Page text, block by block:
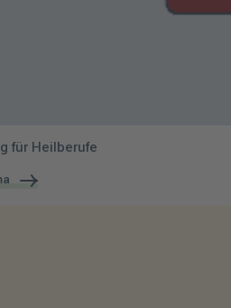
für Heilberufe